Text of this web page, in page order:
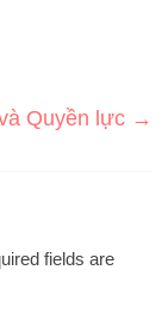
Quyền lực →
fields are